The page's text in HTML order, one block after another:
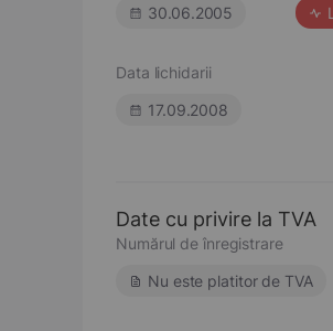
30.06.2005
Data lichidarii
17.09.2008
Date cu privire la TVA
Numărul de înregistrare
Nu este platitor de TVA